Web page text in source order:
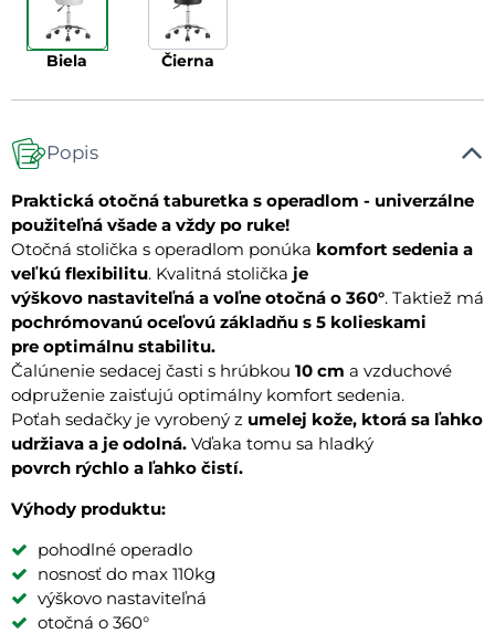
biela čierna
Popis
Praktická otočná taburetka s operadlom - univerzálne
použiteľná všade a vždy po ruke!
Otočná stolička s operadlom ponúka komfort sedenia a
veľkú flexibilitu. Kvalitná stolička je
výškovo nastaviteľná a voľne otočná o 360°. Taktiež má
pochrómovanú oceľovú základňu s 5 kolieskami
pre optimálnu stabilitu.
Čalúnenie sedacej časti s hrúbkou 10 cm a vzduchové
odpruženie zaisťujú optimálny komfort sedenia.
Poťah sedačky je vyrobený z umelej kože, ktorá sa ľahko
udržiava a je odolná. Vďaka tomu sa hladký
povrch rýchlo a ľahko čistí.
Výhody produktu:
pohodlné operadlo
nosnosť do max 110kg
výškovo nastaviteľná
otočná o 360°